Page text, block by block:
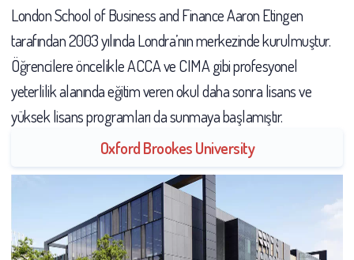
London School of Business and Finance Aaron Etingen
tarafından 2003 yılında Londra’nın merkezinde kurulmuştur.
Öğrencilere öncelikle ACCA ve CIMA gibi profesyonel
yeterlilik alanında eğitim veren okul daha sonra lisans ve
yüksek lisans programları da sunmaya başlamıştır.
Oxford Brookes University